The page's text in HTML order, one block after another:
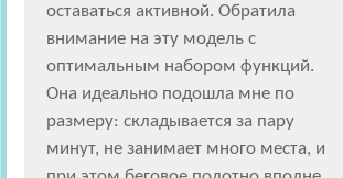
оставаться активной. Обратила
внимание на эту модель с
оптимальным набором функций.
Она идеально подошла мне по
размеру: складывается за пару
минут, не занимает много места, и